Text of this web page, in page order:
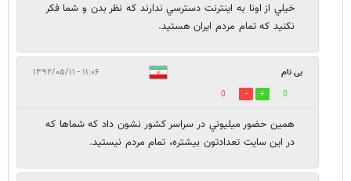
خيلي از اونا به اينترنت دسترسي ندارند كه نظر بدن و شما فكر
نكنيد كه تمام مردم ايران هستيد.
بی نام ۱۱:۰۶ - ۱۳۹۲/۰۵/۱۱
0
0
همين حضور ميليوني در سراسر كشور نشون داد كه شماها كه
در اين سايت تعدادتون بيشتره، تمام مردم نيستيد.